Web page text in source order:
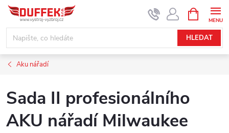
Přejít
obsah
HLEDAT
NÁKUPNÍ
KOŠÍK
Aku nářadí
Sada II profesionálního
AKU nářadí Milwaukee